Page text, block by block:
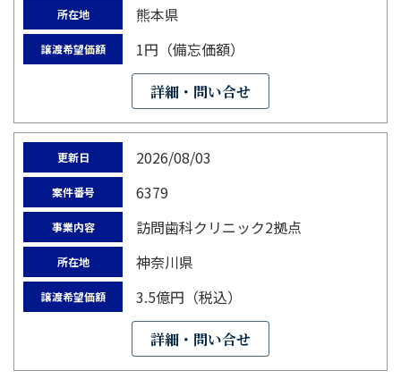
所在地 熊本県
譲渡希望価額 1円（備忘価額）
詳細・問い合せ
更新日 2026/08/03
案件番号 6379
事業内容 訪問歯科クリニック2拠点
所在地 神奈川県
譲渡希望価額 3.5億円（税込）
詳細・問い合せ